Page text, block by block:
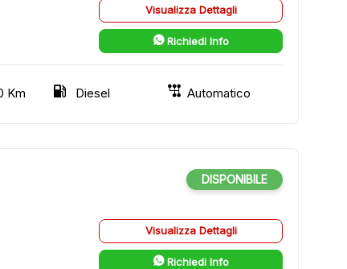
Visualizza Dettagli
Richiedi Info
Km Diesel Automatico
DISPONIBILE
Visualizza Dettagli
Richiedi Info